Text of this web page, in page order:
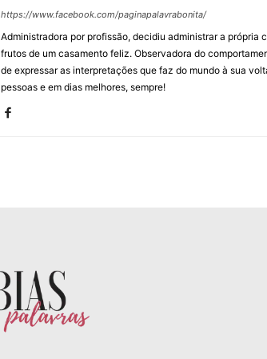
https://www.facebook.com/paginapalavrabonita/
Administradora por profissão, decidiu administrar a própria
frutos de um casamento feliz. Observadora do
de expressar as interpretações que faz do mundo à sua
pessoas e em dias melhores, sempre!